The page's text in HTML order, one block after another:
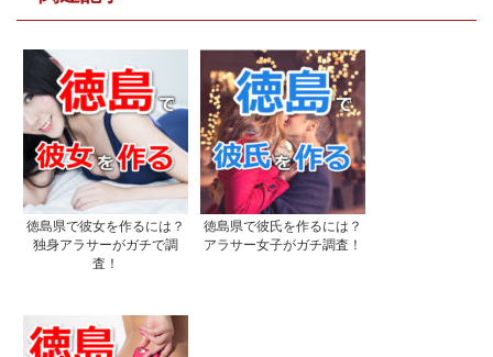
徳島県で彼女を作るには？
独身アラサーがガチで調
査！
徳島県で彼氏を作るには？
アラサー女子がガチ調査！